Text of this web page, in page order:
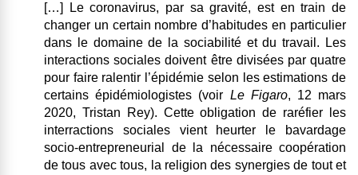
[…] Le coronavirus, par sa gravité, est en train de
changer un certain nombre d’habitudes en particulier
dans le domaine de la sociabilité et du travail. Les
interactions sociales doivent être divisées par quatre
pour faire ralentir l’épidémie selon les estimations de
certains épidémiologistes (voir Le Figaro, 12 mars
2020, Tristan Rey). Cette obligation de raréfier les
interractions sociales vient heurter le bavardage
socio-entrepreneurial de la nécessaire coopération
de tous avec tous, la religion des synergies de tout et